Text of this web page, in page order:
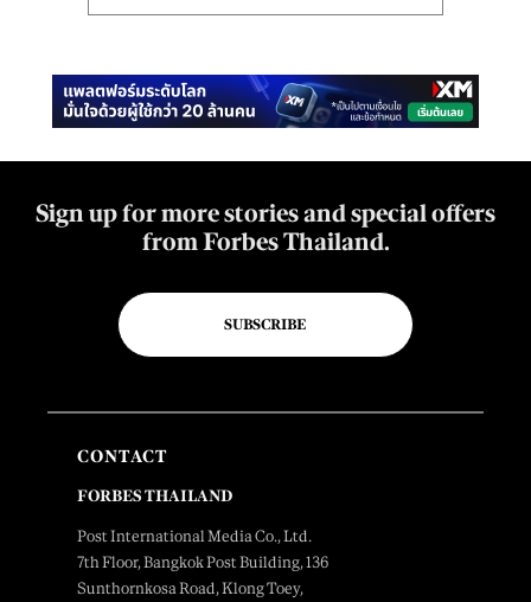
Sign up for more stories and special offers
from Forbes Thailand.
SUBSCRIBE
CONTACT
FORBES THAILAND
Post International Media Co., Ltd.
7th Floor, Bangkok Post Building, 136
Sunthornkosa Road, Klong Toey,